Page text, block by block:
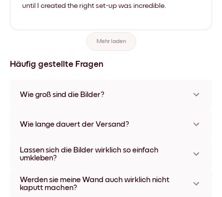
until I created the right set-up was incredible.
Mehr laden
Häufig gestellte Fragen
Wie groß sind die Bilder?
Erhältlich in verschiedenen Materialien und Rahmenfarben,
Wie lange dauert der Versand?
Ländern bieten wir auch Expressversand an. Den Trackinglink
bekommst Du nach Bestellaufgabe zugeschickt.
Lassen sich die Bilder wirklich so einfach
umkleben?
umpositionieren zu lassen, ohne die Wände dabei zu
beschädigen.
Werden sie meine Wand auch wirklich nicht
kaputt machen?